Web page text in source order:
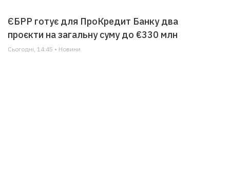
ЄБРР готує для ПроКредит Банку два
проєкти на загальну суму до €330 млн
Сьогодні, 14:45 • Новини